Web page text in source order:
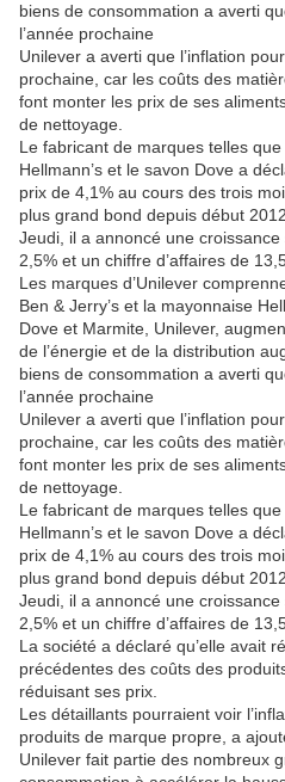
biens de consommation a averti
l’année prochaine
Unilever a averti que l’inflation
prochaine, car les coûts des
font monter les prix de ses
de nettoyage.
Le fabricant de marques telles
Hellmann’s et le savon Dove a
prix de 4,1% au cours des trois
plus grand bond depuis début 2012.
Jeudi, il a annoncé une
2,5% et un chiffre d’affaires de
Les marques d’Unilever
Ben & Jerry’s et la mayonnaise
Dove et Marmite, Unilever,
de l’énergie et de la distribution
biens de consommation a averti
l’année prochaine
Unilever a averti que l’inflation
prochaine, car les coûts des
font monter les prix de ses
de nettoyage.
Le fabricant de marques telles
Hellmann’s et le savon Dove a
prix de 4,1% au cours des trois
plus grand bond depuis début 2012.
Jeudi, il a annoncé une
2,5% et un chiffre d’affaires de
La société a déclaré qu’elle avait
précédentes des coûts des
réduisant ses prix.
Les détaillants pourraient voir
produits de marque propre, a
Unilever fait partie des nombreux